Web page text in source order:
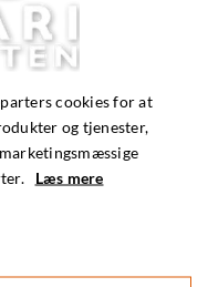
i Afrika
Hwange
cookies for at
og tjenester,
Læs mere